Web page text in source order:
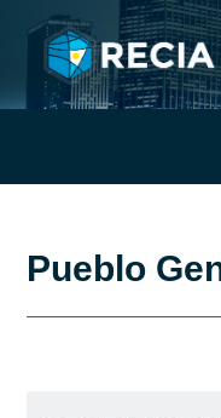
Pueblo